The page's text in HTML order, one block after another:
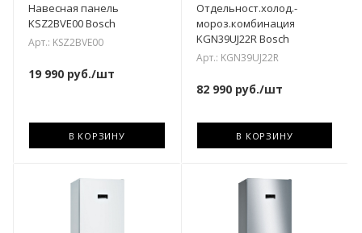
Навесная панель
KSZ2BVE00 Bosch
Арт.: KSZ2BVE00
19 990 руб./шт
В КОРЗИНУ
Отдельност.холод.-
мороз.комбинация
KGN39UJ22R Bosch
Арт.: KGN39UJ22R
82 990руб./шт
В КОРЗИНУ